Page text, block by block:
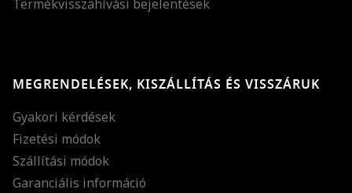
Termékvisszahívási bejelentések
MEGRENDELÉSEK, KISZÁLLÍTÁS ÉS VISSZÁRUK
Gyakori kérdések
Fizetési módok
Szállítási módok
Garanciális információ